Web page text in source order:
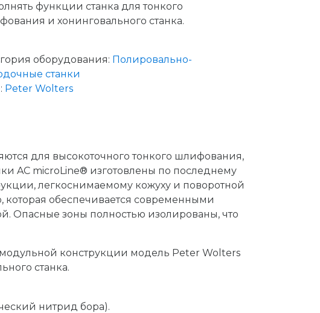
функции станка для тонкого
и хонинговального станка.
оборудования: Полировально-
станки
Peter Wolters
для высокоточного тонкого шлифования,
AC microLine® изготовлены по последнему
легкоснимаемому кожуху и поворотной
которая обеспечивается современными
зоны полностью изолированы, что
конструкции модель Peter Wolters
станка.
нитрид бора).